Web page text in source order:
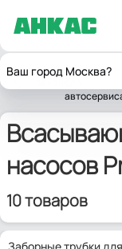
Ваш город Москва?
Главная
насосов
10 товаров